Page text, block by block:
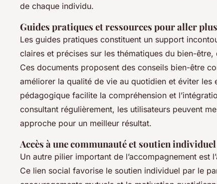
de chaque individu.
Guides pratiques et ressources pour aller
Les guides pratiques constituent un support
claires et précises sur les thématiques du bien-
Ces documents proposent des conseils bien-être
améliorer la qualité de vie au quotidien et éviter les
pédagogique facilite la compréhension et
consultant régulièrement, les utilisateurs peuvent
approche pour un meilleur résultat.
Accès à une communauté et soutien individuel
Un autre pilier important de l’accompagnement est
Ce lien social favorise le soutien individuel par le